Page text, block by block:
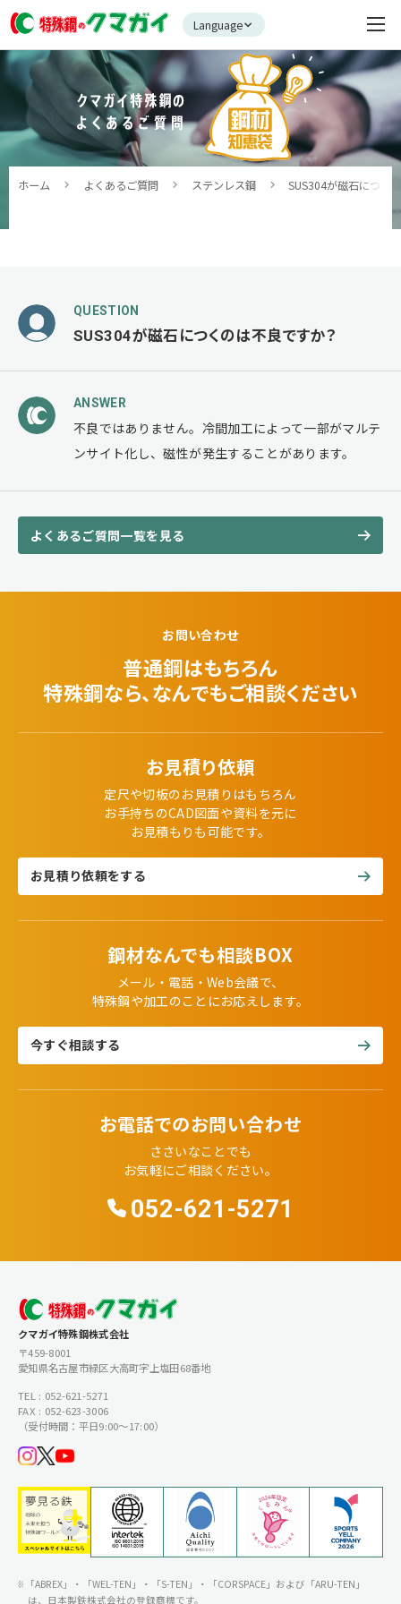
Language
ホーム よくあるご質問 ステンレス鋼 SUS304が磁石につく
QUESTION
SUS304が磁石につくのは不良ですか？
ANSWER
不良ではありません。冷間加工によって一部がマルテ
ンサイト化し、磁性が発生することがあります。
よくあるご質問一覧を見る
お問い合わせ
普通鋼はもちろん
特殊鋼なら、なんでもご相談ください
お見積り依頼
定尺や切板のお見積りはもちろん
お手持ちのCAD図面や資料を元に
お見積もりも可能です。
お見積り依頼をする
鋼材なんでも相談BOX
メール・電話・Web会議で、
特殊鋼や加工のことにお応えします。
今すぐ相談する
お電話でのお問い合わせ
ささいなことでも
お気軽にご相談ください。
052-621-5271
クマガイ特殊鋼株式会社
〒459-8001
愛知県名古屋市緑区大高町字上塩田68番地
TEL : 052-621-5271
FAX : 052-623-3006
（受付時間：平日9:00〜17:00）
「ABREX」・「WEL-TEN」・「S-TEN」・「CORSPACE」および「ARU-TEN」
は、日本製鉄株式会社の登録商標です。